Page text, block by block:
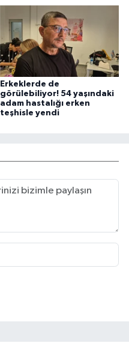
Erkeklerde de
görülebiliyor! 54 yaşındaki
adam hastalığı erken
teşhisle yendi